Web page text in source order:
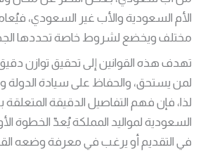
الأم السعودية والأب غير السعودي،
مختلف ويخضع لشروط خاصة تحددها
تهدف هذه القوانين إلى تحقيق توازن
لمن يستحق، والحفاظ على سيادة الدولة
لذا، فإن فهم التفاصيل الدقيقة المتعلقة
السعودية لمواليد المملكة يُعدّ الخطوة
في التقديم أو يرغب في معرفة وضعه